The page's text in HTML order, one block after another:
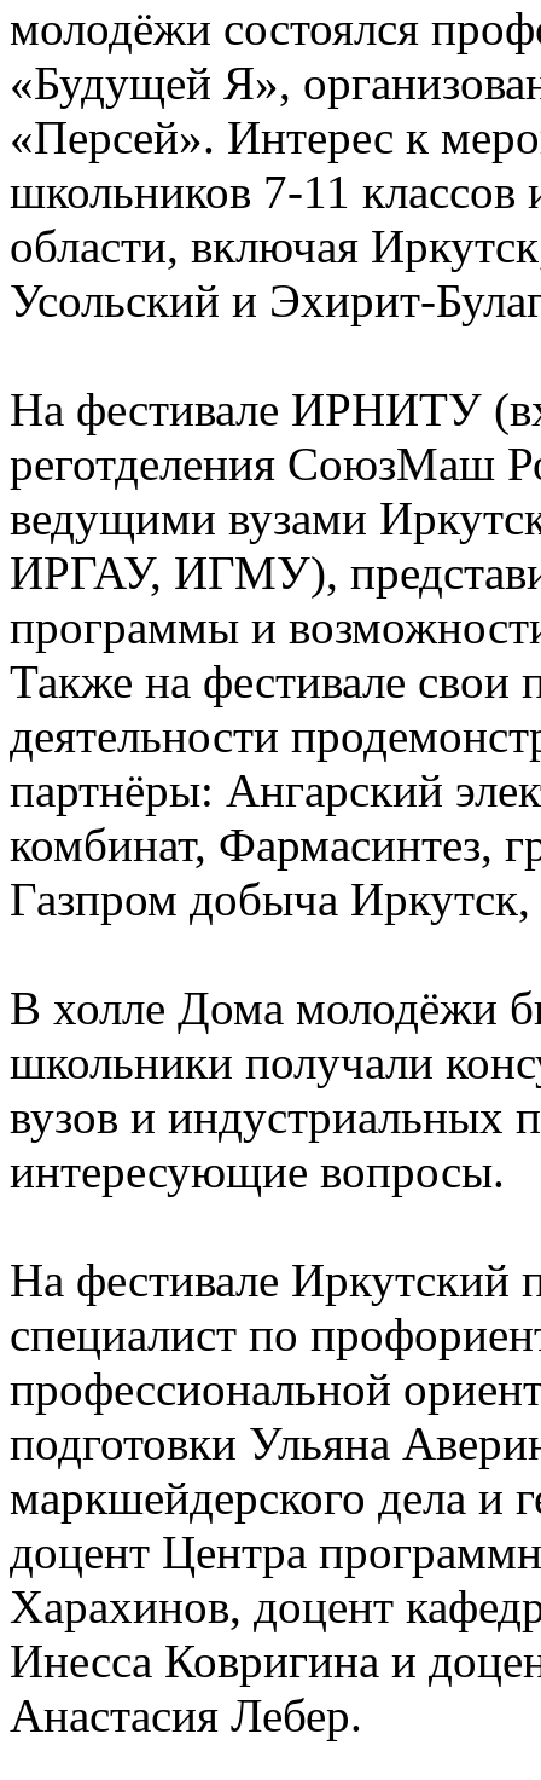
молодёжи состоялся
«Будущей Я»,
«Персей». Интерес к
школьников 7-11 классов
области, включая
Усольский и Эхирит-
На фестивале ИРНИТУ
реготделения СоюзМаш
ведущими вузами
ИРГАУ, ИГМУ),
программы и
Также на фестивале свои
деятельности
партнёры: Ангарский
комбинат, Фармасинтез,
Газпром добыча
В холле Дома молодёжи
школьники получали
вузов и индустриальных
интересующие вопросы.
На фестивале Иркутский
специалист по
профессиональной
подготовки Ульяна
маркшейдерского дела и
доцент Центра
Харахинов, доцент
Инесса Ковригина и
Анастасия Лебер.